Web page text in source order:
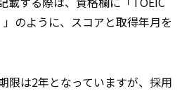
のように、スコアと取得年月を
限は2年となっていますが、採用